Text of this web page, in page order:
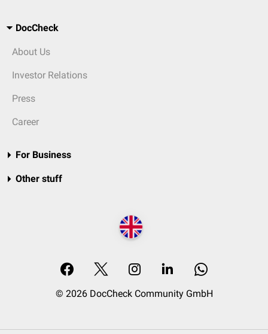
DocCheck
About Us
Investor Relations
Press
Career
For Business
Other stuff
© 2026 DocCheck Community GmbH